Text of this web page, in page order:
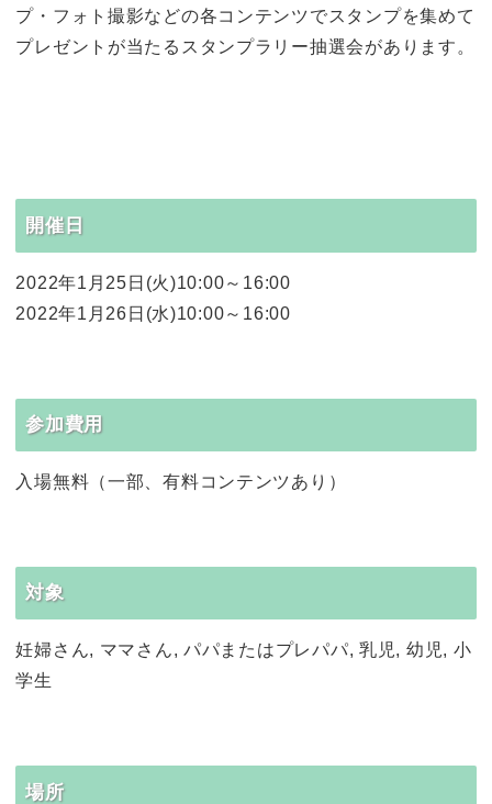
プ・フォト撮影などの各コンテンツでスタンプを集めて
プレゼントが当たるスタンプラリー抽選会があります。
開催日
2022年1月25日(火)10:00～16:00
2022年1月26日(水)10:00～16:00
参加費用
入場無料（一部、有料コンテンツあり）
対象
妊婦さん, ママさん, パパまたはプレパパ, 乳児, 幼児, 小
学生
場所